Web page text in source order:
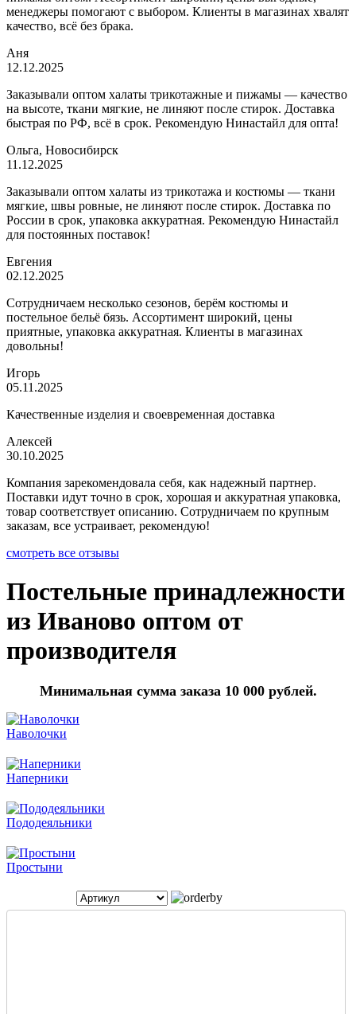
менеджеры помогают с выбором. Клиенты в магазинах хвалят
качество, всё без брака.
Аня
12.12.2025
Заказывали оптом халаты трикотажные и пижамы — качество
на высоте, ткани мягкие, не линяют после стирок. Доставка
быстрая по РФ, всё в срок. Рекомендую Нинастайл для опта!
Ольга, Новосибирск
11.12.2025
Заказывали оптом халаты из трикотажа и костюмы — ткани
мягкие, швы ровные, не линяют после стирок. Доставка по
России в срок, упаковка аккуратная. Рекомендую Нинастайл
для постоянных поставок!
Евгения
02.12.2025
Сотрудничаем несколько сезонов, берём костюмы и
постельное бельё бязь. Ассортимент широкий, цены
приятные, упаковка аккуратная. Клиенты в магазинах
довольны!
Игорь
05.11.2025
Качественные изделия и своевременная доставка
Алексей
30.10.2025
Компания зарекомендовала себя, как надежный партнер.
Поставки идут точно в срок, хорошая и аккуратная упаковка,
товар соответствует описанию. Сотрудничаем по крупным
заказам, все устраивает, рекомендую!
смотреть все отзывы
Постельные принадлежности
из Иваново оптом от
производителя
Минимальная сумма заказа 10 000 рублей.
Наволочки
Наперники
Пододеяльники
Простыни